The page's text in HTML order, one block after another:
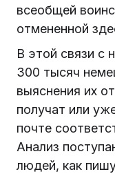
всеобщей
отмененной
В этой связи с
300 тысяч
выяснения их
получат или
почте
Анализ
людей, как